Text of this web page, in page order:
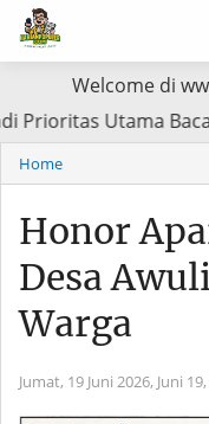
di
Pasien Jadi
Home
Honor
Desa
Warga
Jumat, 19 Juni 2026, Juni